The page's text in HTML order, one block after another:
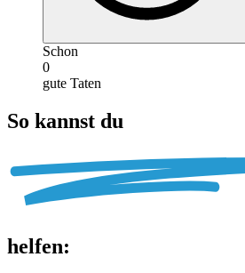
Schon
0
gute Taten
So kannst du
helfen: